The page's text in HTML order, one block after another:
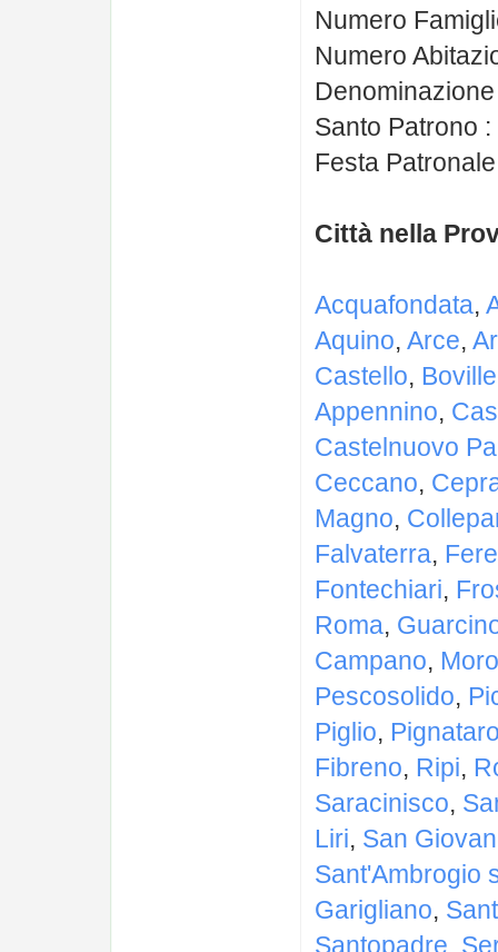
Numero
Numero
Santo Patrono
Festa
Città nella
Acquafondata,
Aquino, Arce,
Castello,
Appennino,
Castelnuovo
Ceccano,
Magno,
Falvaterra,
Fontechiari,
Roma,
Campano,
Pescosolido,
Piglio,
Fibreno, Ripi,
Saracinisco,
Liri, San
Sant'Ambrogio
Garigliano,
Santopadre